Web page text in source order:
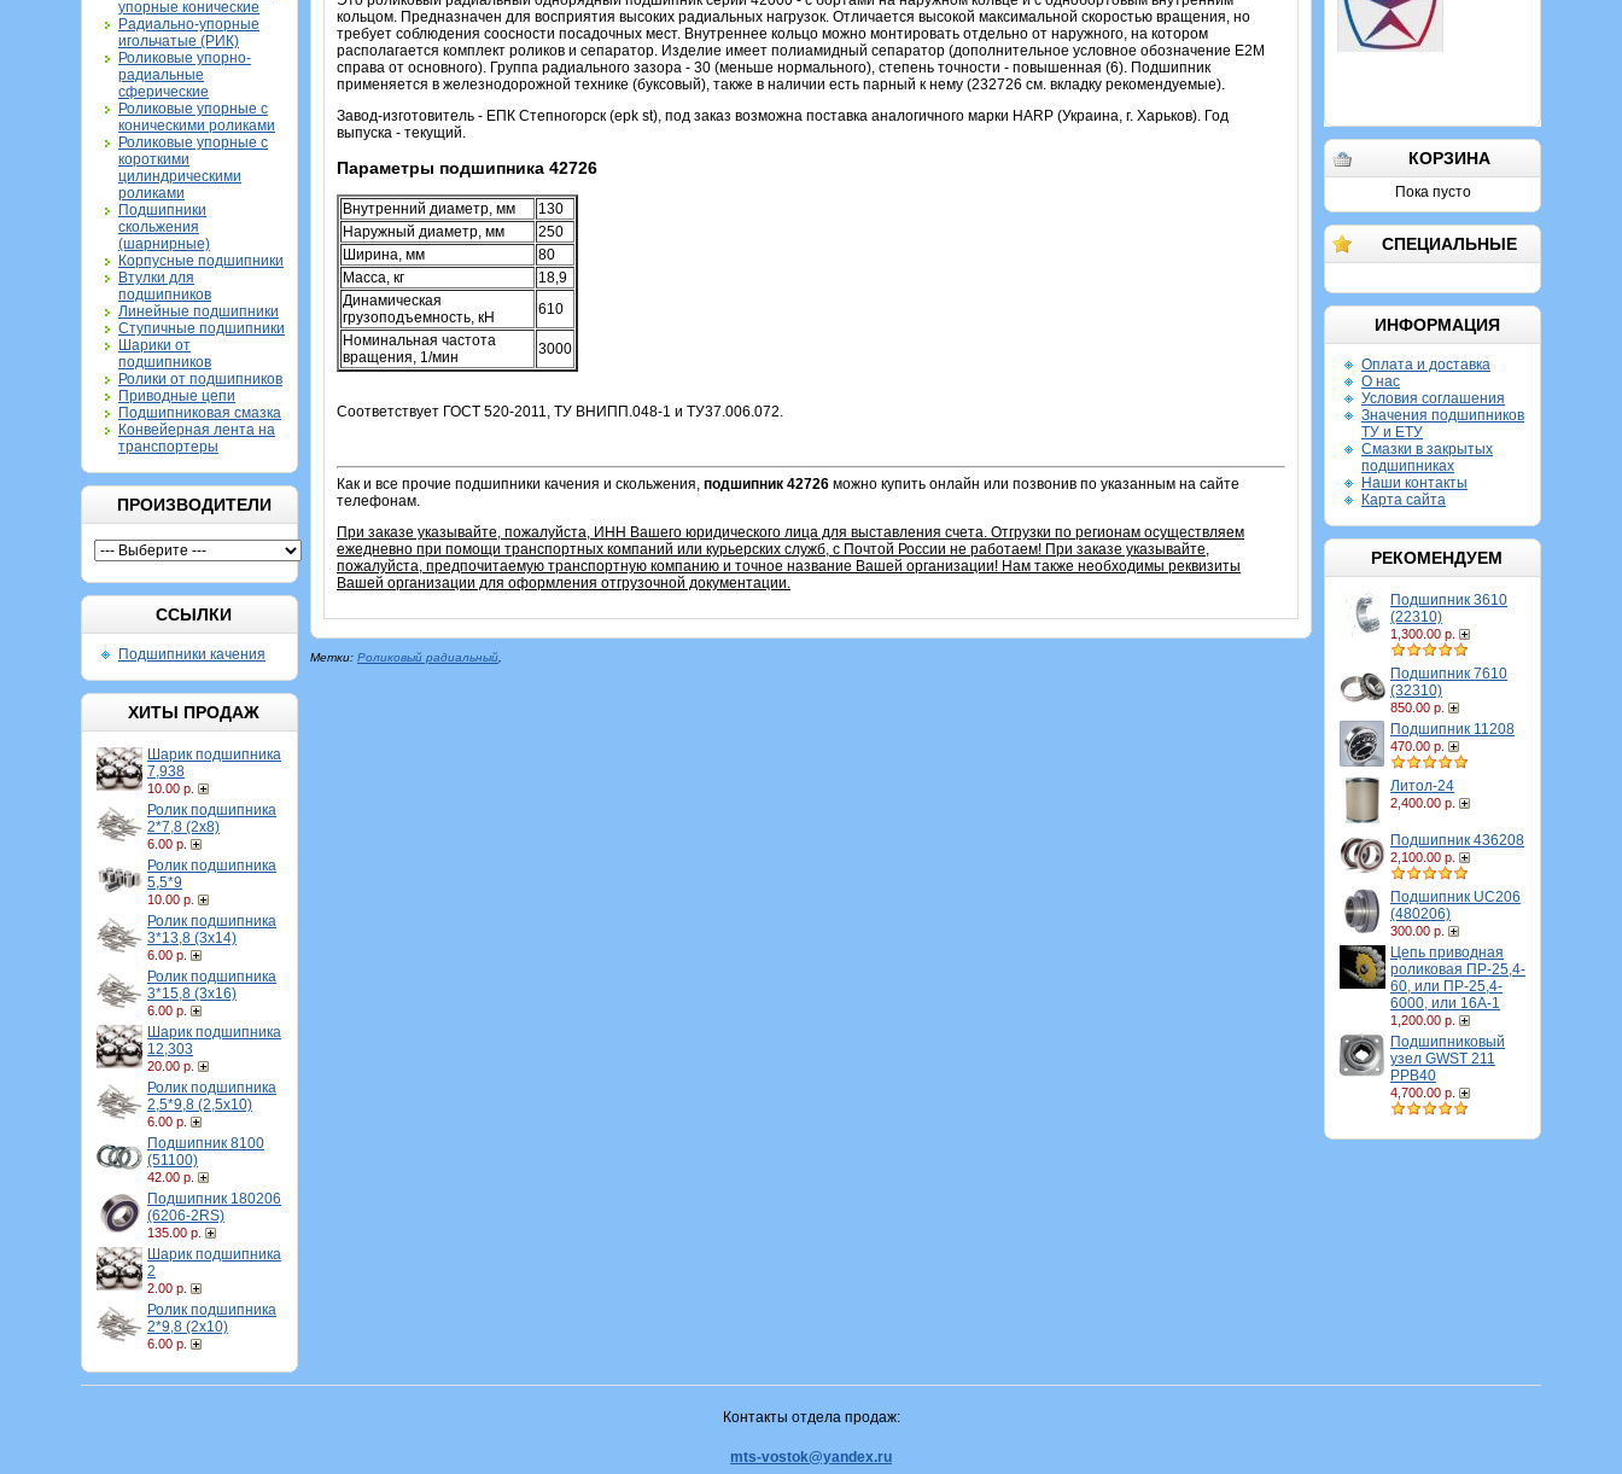
упорные конические
Радиально-упорные
игольчатые (РИК)
Роликовые упорно-
радиальные
сферические
Роликовые упорные с
коническими роликами
Роликовые упорные с
короткими
цилиндрическими
роликами
Подшипники
скольжения
(шарнирные)
Корпусные подшипники
Втулки для
подшипников
Линейные подшипники
Ступичные подшипники
Шарики от
подшипников
Ролики от подшипников
Приводные цепи
Подшипниковая смазка
Конвейерная лента на
транспортеры
ПРОИЗВОДИТЕЛИ
ССЫЛКИ
Подшипники качения
ХИТЫ ПРОДАЖ
Шарик подшипника
7,938
10.00 р.
Ролик подшипника
2*7,8 (2х8)
6.00 р.
Ролик подшипника
5,5*9
10.00 р.
Ролик подшипника
3*13,8 (3х14)
6.00 р.
Ролик подшипника
3*15,8 (3х16)
6.00 р.
Шарик подшипника
12,303
20.00 р.
Ролик подшипника
2,5*9,8 (2,5х10)
6.00 р.
Подшипник 8100
(51100)
42.00 р.
Подшипник 180206
(6206-2RS)
135.00 р.
Шарик подшипника
2
2.00 р.
Ролик подшипника
2*9,8 (2х10)
6.00 р.
КОРЗИНА
Пока пусто
СПЕЦИАЛЬНЫЕ
ИНФОРМАЦИЯ
Оплата и доставка
О нас
Условия соглашения
Значения подшипников
ТУ и ЕТУ
Смазки в закрытых
подшипниках
Наши контакты
Карта сайта
РЕКОМЕНДУЕМ
Подшипник 3610
(22310)
1,300.00 р.
Подшипник 7610
(32310)
850.00 р.
Подшипник 11208
470.00 р.
Литол-24
2,400.00 р.
Подшипник 436208
2,100.00 р.
Подшипник UC206
(480206)
300.00 р.
Цепь приводная
роликовая ПР-25,4-
60, или ПР-25,4-
6000, или 16A-1
1,200.00 р.
Подшипниковый
узел GWST 211
PPB40
4,700.00 р.
кольцом. Предназначен для восприятия высоких радиальных нагрузок. Отличается высокой максимальной скоростью вращения, но
требует соблюдения соосности посадочных мест. Внутреннее кольцо можно монтировать отдельно от наружного, на котором
располагается комплект роликов и сепаратор. Изделие имеет полиамидный сепаратор (дополнительное условное обозначение Е2М
справа от основного). Группа радиального зазора - 30 (меньше нормального), степень точности - повышенная (6). Подшипник
применяется в железнодорожной технике (буксовый), также в наличии есть парный к нему (232726 см. вкладку рекомендуемые).
Завод-изготовитель - ЕПК Степногорск (epk st), под заказ возможна поставка аналогичного марки HARP (Украина, г. Харьков). Год
выпуска - текущий.
Параметры подшипника 42726
Внутренний диаметр, мм
130
Наружный диаметр, мм
250
Ширина, мм
80
Масса, кг
18,9
Динамическая
грузоподъемность, кН
610
Номинальная частота
вращения, 1/мин
3000
Соответствует ГОСТ 520-2011, ТУ ВНИПП.048-1 и ТУ37.006.072.
Как и все прочие подшипники качения и скольжения, подшипник 42726 можно купить онлайн или позвонив по указанным на сайте
телефонам.
При заказе указывайте, пожалуйста, ИНН Вашего юридического лица для выставления счета. Отгрузки по регионам осуществляем
ежедневно при помощи транспортных компаний или курьерских служб, с Почтой России не работаем! При заказе указывайте,
пожалуйста, предпочитаемую транспортную компанию и точное название Вашей организации! Нам также необходимы реквизиты
Вашей организации для оформления отгрузочной документации.
Метки: Роликовый радиальный
Контакты отдела продаж:
mts-vostok@yandex.ru